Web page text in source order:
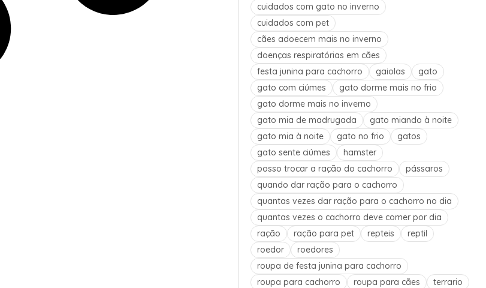
cuidados com gato no inverno
cuidados com pet
cães adoecem mais no inverno
doenças respiratórias em cães
festa junina para cachorro
gaiolas
gato
gato com ciúmes
gato dorme mais no frio
gato dorme mais no inverno
gato mia de madrugada
gato miando à noite
gato mia à noite
gato no frio
gatos
gato sente ciúmes
hamster
posso trocar a ração do cachorro
pássaros
quando dar ração para o cachorro
quantas vezes dar ração para o cachorro no dia
quantas vezes o cachorro deve comer por dia
ração
ração para pet repteis
reptil
roedor
roedores
roupa de festa junina para cachorro
roupa para cachorro
roupa para cães terrario